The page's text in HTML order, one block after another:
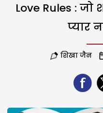
Love Rules : जो
प्यार
शिखा जैन